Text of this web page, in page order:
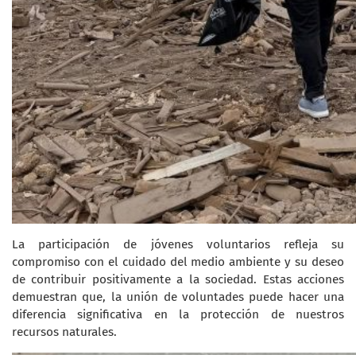
La participación de jóvenes voluntarios refleja su
compromiso con el cuidado del medio ambiente y su deseo
de contribuir positivamente a la sociedad. Estas acciones
demuestran que, la unión de voluntades puede hacer una
diferencia significativa en la protección de nuestros
recursos naturales.